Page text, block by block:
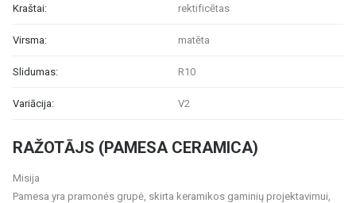
RAŽOTĀJS (PAMESA CERAMICA)
Misija
Pamesa yra pramonės grupė, skirta keramikos gaminių projektavimui,
Kraštai: rektificētas
Virsma: matēta
Slidumas: R10
Variācija: V2